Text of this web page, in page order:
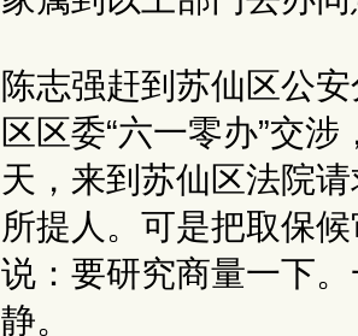
陈志强赶到苏仙区公
区区委“六一零办”交
天，来到苏仙区法院
所提人。可是把取保
说：要研究商量一下
静。